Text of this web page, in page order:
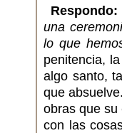
Respondo:
una
lo que
penitencia,
algo santo,
que
obras que su
con las